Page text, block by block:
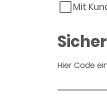
Mit
Hier Code